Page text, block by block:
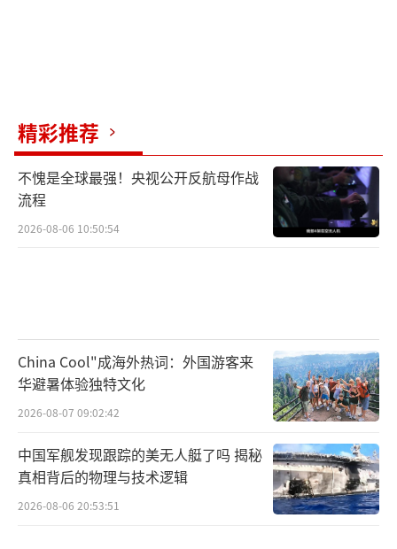
精彩推荐
不愧是全球最强！央视公开反航母作战
流程
2026-08-06 10:50:54
China Cool"成海外热词：外国游客来
华避暑体验独特文化
2026-08-07 09:02:42
中国军舰发现跟踪的美无人艇了吗 揭秘
真相背后的物理与技术逻辑
2026-08-06 20:53:51